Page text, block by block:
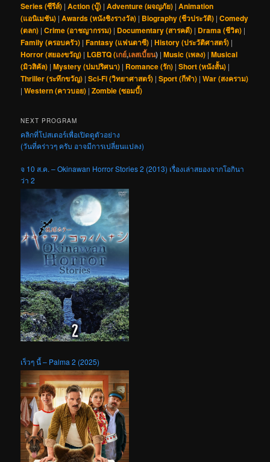
Series (ซีรีส์) |Action (บู๊) |Adventure (ผจญภัย) |Animation
(แอนิเมชัน) |Awards (หนังชิงรางวัล) | Biography (ชีวประวัติ) |Comedy
(ตลก) |Crime (อาชญากรรม) | Documentary (สารคดี) | Drama (ชีวิต) |
Family (ครอบครัว) |Fantasy (แฟนตาซี) |History (ประวัติศาสตร์) |
Horror (สยองขวัญ) | LGBTQ (เกย์,เลสเบี้ยน) |Music (เพลง) |Musical
(มิวสิคัล) |Mystery (ปมปริศนา) | Romance (รัก) |Short (หนังสั้น) |
Thriller (ระทึกขวัญ) |Sci-Fi (วิทยาศาสตร์) |Sport (กีฬา) |War (สงคราม)
|Western (คาวบอย) |Zombie (ซอมบี้)
NEXT PROGRAM
คลิกที่โปสเตอร์เพื่อเปิดดูตัวอย่าง
(วันที่คร่าวๆ ครับ อาจมีการเปลี่ยนแปลง)
จ 10 ส.ค. – Okinawan Horror Stories 2 (2013) เรื่องเล่าสยองจากโอกินา
ว่า 2
เร็วๆ นี้ – Palma 2 (2025)